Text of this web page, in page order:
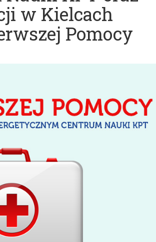
w Kielcach
Pomocy